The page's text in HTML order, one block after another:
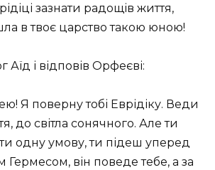
зазнати радощів життя,
в твоє царство такою юною!
Аїд і відповів Орфеєві:
Я поверну тобі Еврідіку. Веди
до світла сонячного. Але ти
одну умову, ти підеш уперед
Гермесом, він поведе тебе, а за